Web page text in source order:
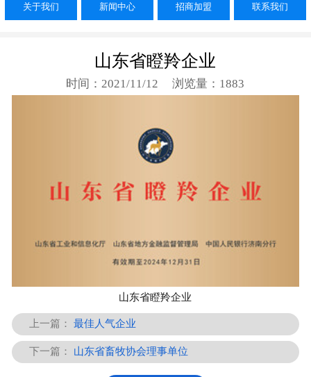
联系我们
关于我们 新闻中心 招商加盟 联系我们
山东省瞪羚企业
时间：2021/11/12 浏览量：1883
山东省瞪羚企业
上一篇： 最佳人气企业
下一篇： 山东省畜牧协会理事单位